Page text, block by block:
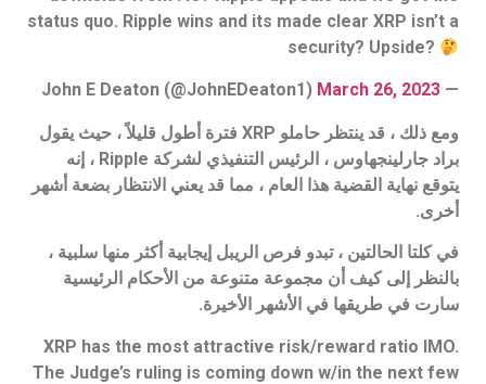
status quo. Ripple wins and its made clear XRP isn’t a
security? Upside?
— John E Deaton (@JohnEDeaton1)
March 26, 2023
ومع ذلك ، قد ينتظر حاملو XRP فترة أطول قليلاً ، حيث يقول
براد جارلينجهاوس ، الرئيس التنفيذي لشركة Ripple ، إنه
يتوقع نهاية القضية هذا العام ، مما قد يعني الانتظار بضعة أشهر
أخرى.
في كلتا الحالتين ، تبدو فرص الريبل إيجابية أكثر منها سلبية ،
بالنظر إلى كيف أن مجموعة متنوعة من الأحكام الرئيسية
سارت في طريقها في الأشهر الأخيرة.
XRP has the most attractive risk/reward ratio IMO.
The Judge’s ruling is coming down w/in the next few